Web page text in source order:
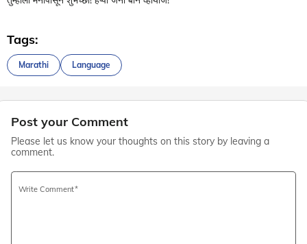
Tags:
Marathi Language
Post your Comment
Please let us know your thoughts on this story by leaving a
comment.
Write Comment